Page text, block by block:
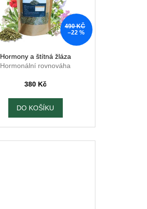
490 KČ
–22 %
Hormony a štítná žláza
Hormonální rovnováha
380 Kč
DO KOŠÍKU